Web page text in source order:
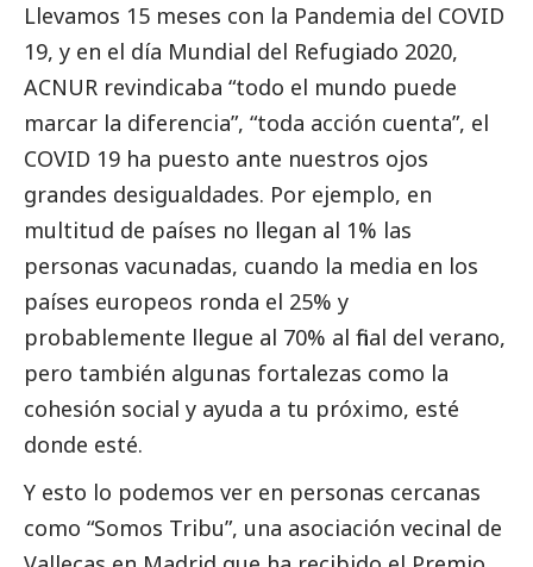
Llevamos 15 meses con la Pandemia del COVID
19, y en el día Mundial del Refugiado 2020,
ACNUR revindicaba “todo el mundo puede
marcar la diferencia”, “toda acción cuenta”, el
COVID 19 ha puesto ante nuestros ojos
grandes desigualdades. Por ejemplo, en
multitud de países no llegan al 1% las
personas vacunadas, cuando la media en los
países europeos ronda el 25% y
probablemente llegue al 70% al final del verano,
pero también algunas fortalezas como la
cohesión social y ayuda a tu próximo, esté
donde esté.
Y esto lo podemos ver en personas cercanas
como “Somos Tribu”, una asociación vecinal de